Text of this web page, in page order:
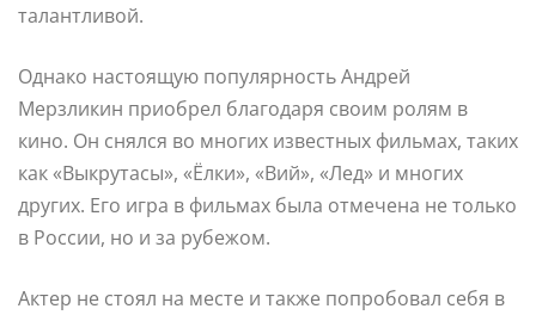
талантливой.
Однако настоящую популярность Андрей
Мерзликин приобрел благодаря своим ролям в
кино. Он снялся во многих известных фильмах, таких
как «Выкрутасы», «Ёлки», «Вий», «Лед» и многих
других. Его игра в фильмах была отмечена не только
в России, но и за рубежом.
Актер не стоял на месте и также попробовал себя в